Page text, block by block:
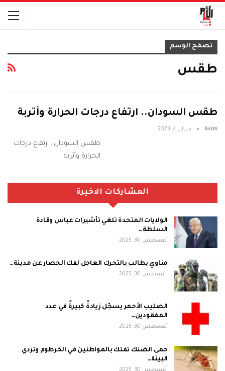
تصفح الوسم
طقس
طقس السودان.. ارتفاع درجات الحرارة وأتربة
Asim فبراير 4, 2023
طقس السودان.. ارتفاع درجات
الحرارة وأتربة
المشاركات الاخيرة
الولايات المتحدة تلغي تأشيرات عباس وقادة
السلطة…
أغسطس 30, 2025
مناوي يطالب بالتحرك العاجل لفك الحصار عن مدينة…
أغسطس 30, 2025
الصليب الأحمر يسجّل زيادةً كبيرةً في عدد
المفقودين…
أغسطس 30, 2025
حمى الضنك تفتك بالمواطنين في الخرطوم وتردي
البيئة…